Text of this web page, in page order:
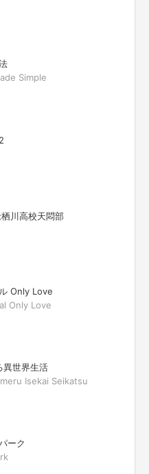
Simple
川高校天悶部
Only Love
Only Love
異世界生活
Isekai Seikatsu
ーク